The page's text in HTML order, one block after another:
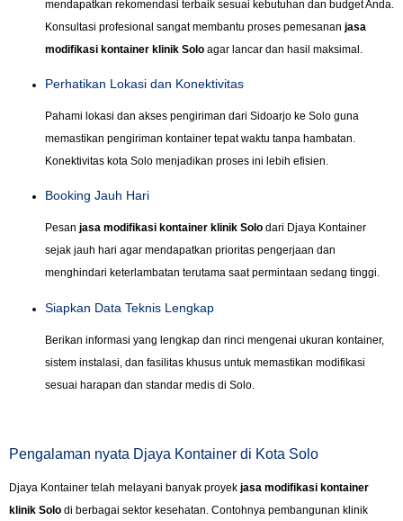
mendapatkan rekomendasi terbaik sesuai kebutuhan dan budget Anda.
Konsultasi profesional sangat membantu proses pemesanan jasa
modifikasi kontainer klinik Solo agar lancar dan hasil maksimal.
Perhatikan Lokasi dan Konektivitas
Pahami lokasi dan akses pengiriman dari Sidoarjo ke Solo guna
memastikan pengiriman kontainer tepat waktu tanpa hambatan.
Konektivitas kota Solo menjadikan proses ini lebih efisien.
Booking Jauh Hari
Pesan jasa modifikasi kontainer klinik Solo dari Djaya Kontainer
sejak jauh hari agar mendapatkan prioritas pengerjaan dan
menghindari keterlambatan terutama saat permintaan sedang tinggi.
Siapkan Data Teknis Lengkap
Berikan informasi yang lengkap dan rinci mengenai ukuran kontainer,
sistem instalasi, dan fasilitas khusus untuk memastikan modifikasi
sesuai harapan dan standar medis di Solo.
Pengalaman nyata Djaya Kontainer di Kota Solo
Djaya Kontainer telah melayani banyak proyek jasa modifikasi kontainer
klinik Solo di berbagai sektor kesehatan. Contohnya pembangunan klinik